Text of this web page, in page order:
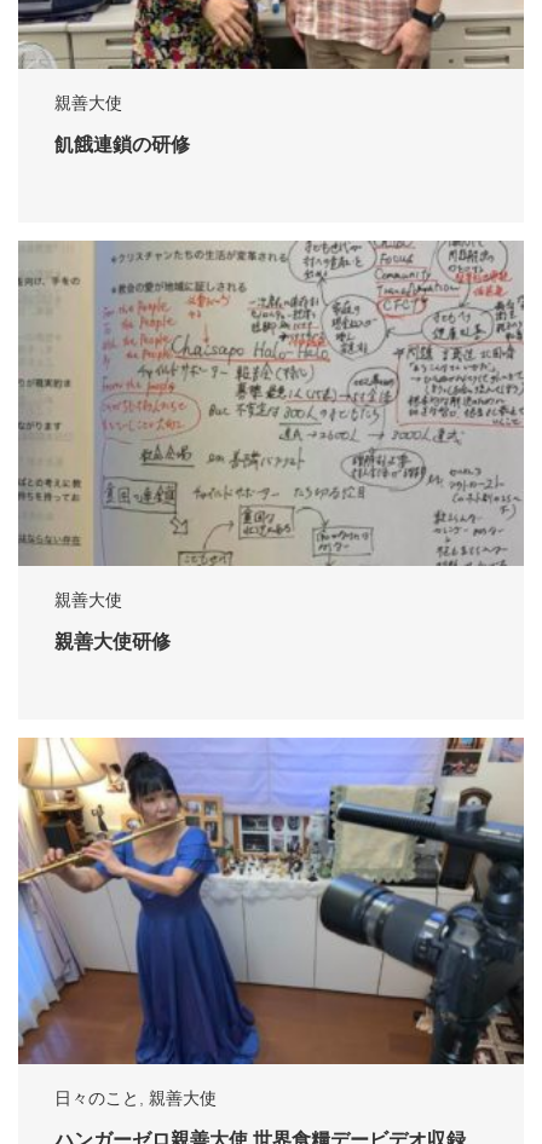
親善大使
飢餓連鎖の研修
親善大使
親善大使研修
日々のこと 親善大使
ハンガーゼロ親善大使 世界食糧デービデオ収録